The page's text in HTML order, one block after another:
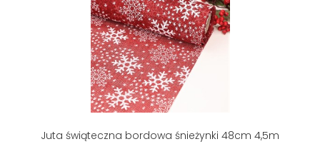
Juta świąteczna bordowa śnieżynki 48cm 4,5m